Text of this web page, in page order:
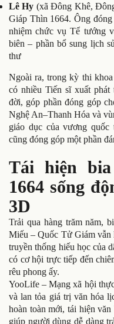
Lê Hy (xã Đông Khê,
Giáp Thìn 1664. Ông
nhiệm chức vụ Tể tướng
biên – phần bổ sung lịch
thư
Ngoài ra, trong kỳ thi
có nhiều Tiến sĩ xuất
đời, góp phần đóng góp
Nghệ An–Thanh Hóa và
giáo dục của vương
cũng đóng góp một phần
Tái hiện
1664 sống
3D
Trải qua hàng trăm năm,
Miếu – Quốc Tử Giám vẫn
truyền thống hiếu học của
có cơ hội trực tiếp đến
rêu phong ấy.
YooLife – Mạng xã hội
và lan tỏa giá trị văn hóa
hoàn toàn mới, tái hiện
giúp người dùng dễ dàng